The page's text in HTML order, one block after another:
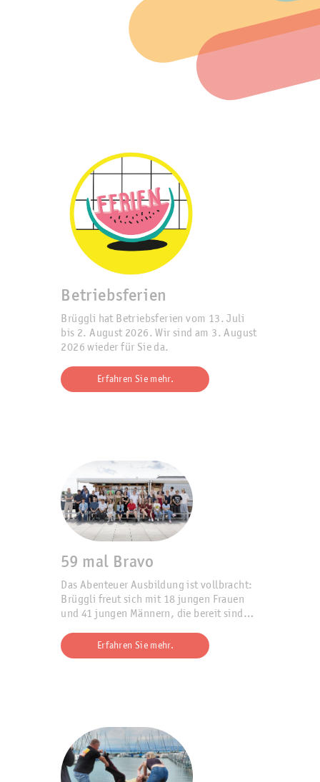
Betriebsferien
Brüggli hat Betriebsferien vom 13. Juli
bis 2. August 2026. Wir sind am 3. August
2026 wieder für Sie da.
Erfahren Sie mehr.
59 mal Bravo
Das Abenteuer Ausbildung ist vollbracht:
Brüggli freut sich mit 18 jungen Frauen
und 41 jungen Männern, die bereit sind
Erfahren Sie mehr.